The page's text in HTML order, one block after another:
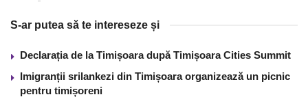
S-ar putea să te intereseze și
Declarația de la Timișoara după Timișoara Cities Summit
Imigranții srilankezi din Timișoara organizează un picnic
pentru timișoreni